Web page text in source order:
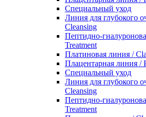
Специальный уход
Линия для глубокого
Cleansing
Пептидно-
Treatment
Платиновая линия /
Плацентарная линия /
Специальный уход
Линия для глубокого
Cleansing
Пептидно-
Treatment